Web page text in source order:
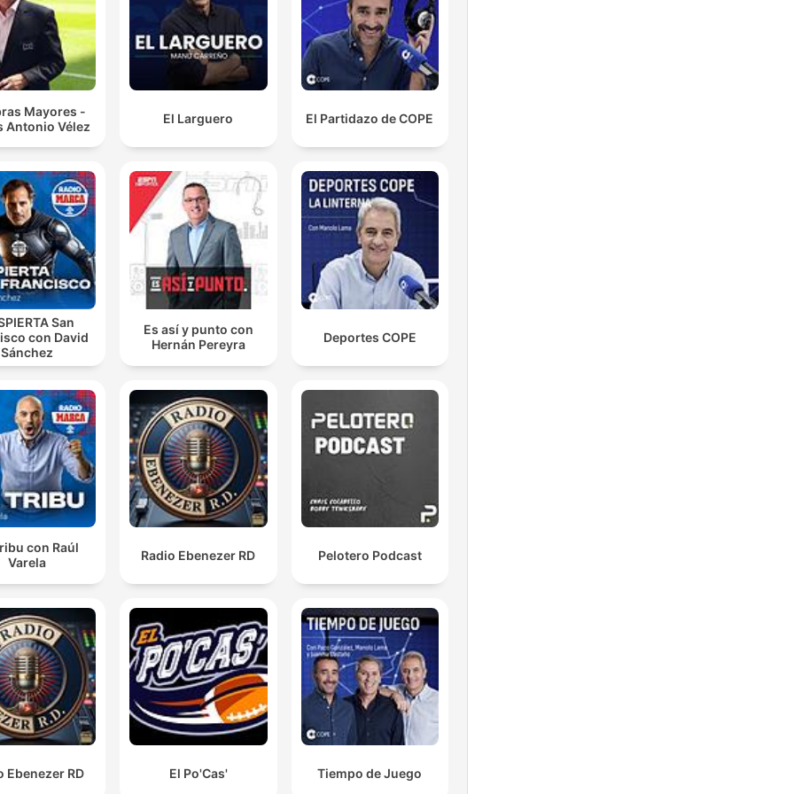
estamos a escrever o relatório, temos a escrever com
rigor e a verdade.
00:14:22 · O locutor enfatiza a necessidade de os árbitros serem
precisos e honestos ao redigirem os seus relatórios de jogo.
00:17:25 · Uma crítica sobre o excesso de poder e a
centralização da gestão na figura do presidente da FIFA.
Mayores -
Antonio Vélez
El Larguero El Partidazo de COPE
San
con David
Sánchez
Es así y punto con
Hernán Pereyra
Deportes COPE
con Raúl
Varela
Radio Ebenezer RD Pelotero Podcast
Ebenezer RD El Po'Cas' Tiempo de Juego